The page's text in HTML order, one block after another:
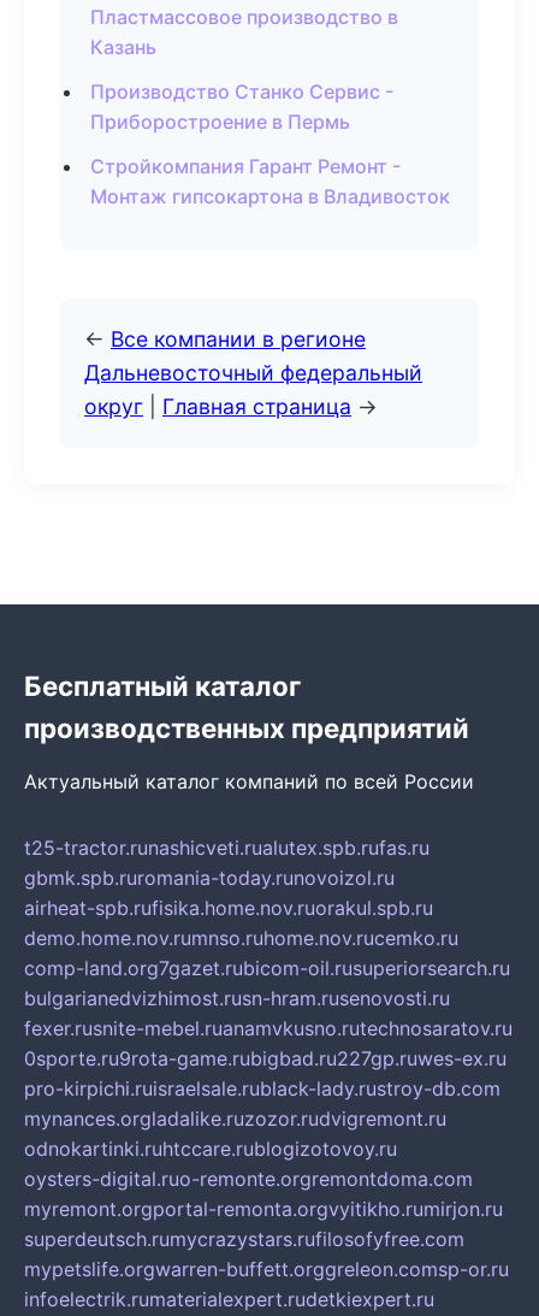
Пластмассовое производство в
Казань
Производство Станко Сервис -
Приборостроение в Пермь
Стройкомпания Гарант Ремонт -
Монтаж гипсокартона в Владивосток
← Все компании в регионе
Дальневосточный федеральный
округ
Главная страница →
Бесплатный каталог
производственных предприятий
Актуальный каталог компаний по всей России
t25-tractor.runashicveti.rualutex.spb.rufas.ru
gbmk.spb.ruromania-today.runovoizol.ru
airheat-spb.rufisika.home.nov.ruorakul.spb.ru
demo.home.nov.rumnso.ruhome.nov.rucemko.ru
comp-land.org7gazet.rubicom-oil.rusuperiorsearch.ru
bulgarianedvizhimost.rusn-hram.rusenovosti.ru
fexer.rusnite-mebel.ruanamvkusno.rutechnosaratov.ru
0sporte.ru9rota-game.rubigbad.ru227gp.ruwes-ex.ru
pro-kirpichi.ruisraelsale.rublack-lady.rustroy-db.com
mynances.orgladalike.ruzozor.rudvigremont.ru
odnokartinki.ruhtccare.rublogizotovoy.ru
oysters-digital.ruo-remonte.orgremontdoma.com
myremont.orgportal-remonta.orgvyitikho.rumirjon.ru
superdeutsch.rumycrazystars.rufilosofyfree.com
mypetslife.orgwarren-buffett.orggreleon.comsp-or.ru
infoelectrik.rumaterialexpert.rudetkiexpert.ru